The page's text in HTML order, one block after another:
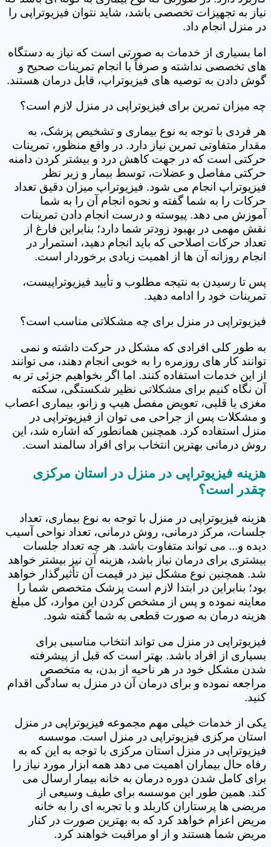
نیاز به تجهیزات تخصصی باشد، شاید نتوان فیزیوتراپی را
در منزل انجام داد.
اما بسیاری از خدمات به صورتی است که نیاز به دستگاه
های تخصصی نداشته و صرفاً با انجام تمرینات صحیح و
گوش دادن به توصیه های فیزیوتراپ، قابل درمان هستند.
چه میزان تمرین برای فیزیوتراپی در منزل لازم است؟
هر فردی با توجه به نوع بیماری و تشخیص پزشک، به
مقدار متفاوتی تمرین نیاز دارد. در واقع منظور، تمرینات
حرکتی است که در جهت کاهش درد و بیشتر کردن دامنه
حرکتی مفاصل و عضلات، توسط بیمار و زیر نظر
فیزیوتراپ انجام می شود. فیزیوتراپ میزان دقیق تعداد
حرکات را به شما گفته و نحوه انجام آن را به شما
آموزش می دهد. پیوسته و درست انجام دادن تمرینات
نقش مهمی در بهبود زودتر شما دارد؛ بنابراین فارغ از
تعداد حرکات اصلاحی که باید انجام دهید، استمرار در
انجام روزانه آن ها از اهمیت زیادی برخوردار است.
پس تا رسیدن به نتیجه مطلوب و تأیید فیزیوتراپیست،
تمرینات خود را ادامه دهید.
فیزیوتراپی در منزل برای چه مشکلاتی مناسب است؟
به طور کلی افرادی که مشکل در حرکت داشته و نمی
توانند کار های روزمره را به خوبی انجام دهند، می توانند
از این خدمات استفاده کنند. اما اگر بخواهیم جزئی تر به
آن نگاه کنیم برای مشکلاتی نظیر شکستگی، سکته
مغزی یا قلبی، تعویض مفصل هیپ و زانو، بیماری اعصاب
و مشکلات پس از جراحی می توان از فیزیوتراپی در
منزل استفاده کرد. همچنین همانطور که اشاره شد، این
روش درمانی بهترین انتخاب برای افراد سالمند است.
هزینه فیزیوتراپی در منزل در استان مرکزی
چقدر است؟
هزینه فیزیوتراپی در منزل با توجه به نوع بیماری، تعداد
جلسات، مرکز درمانی، روش درمانی، تعداد نواحی آسیب
دیده و... می تواند متفاوت باشد. هر چه تعداد جلسات
بیشتری برای درمان نیاز باشد، هزینه آن نیز بیشتر خواهد
شد. همچنین نوع مشکل نیز در قیمت آن تأثیرگذار خواهد
بود؛ بنابراین در ابتدا لازم است پزشک متخصص شما را
معاینه نموده و پس از مشخص کردن این موارد، کل مبلغ
هزینه درمان به صورت قطعی به شما گفته شود.
فیزیوتراپی در منزل می تواند انتخاب مناسبی برای
بسیاری از افراد باشد. بهتر است که قبل از پیشرفته
شدن مشکل خود در هر ناحیه از بدن، به متخصص
مراجعه نموده و برای درمان آن در منزل به سادگی اقدام
کنید.
یکی از خدمات خیلی مهم مجموعه فیزیوتراپی در منزل
استان مرکزی فیزیوتراپی در منزل است. موسسه
فیزیوتراپی در منزل استان مرکزی با توجه به این که به
رفاه حال بیماران اهمیت می دهد همه ابزار مورد نیاز را
برای کامل شدن دوره درمان به خانه بیمار ارسال می
کند. همین طور این موسسه برای طیف وسیعی از
مریضی ها پرستاران کاربلد و با تجربه ای را به خانه
مریض اعزام خواهد کرد که به بهترین صورت در کنار
مریض شما هستند و از او مراقبت خواهند کرد.